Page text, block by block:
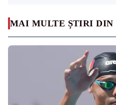
MAI MULTE ȘTIRI DIN